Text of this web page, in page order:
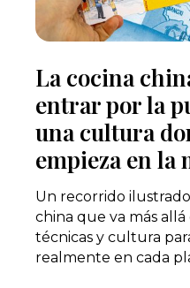
La cocina
entrar por la
una cultura
empieza en la
Un recorrido
china que va más
técnicas y cultura
realmente en cada